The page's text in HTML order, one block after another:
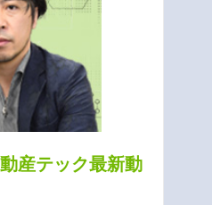
産テック最新動